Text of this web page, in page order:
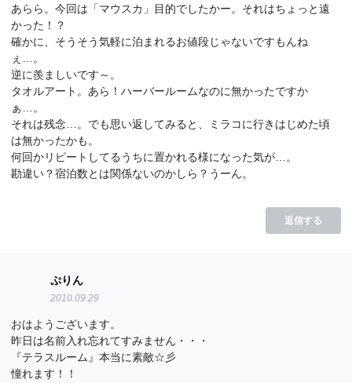
あらら。今回は「マウスカ」目的でしたかー。それはちょっと遠
かった！？
確かに、そうそう気軽に泊まれるお値段じゃないですもんね
ぇ…。
逆に羨ましいです～。
タオルアート。あら！ハーバールームなのに無かったですか
ぁ…。
それは残念…。でも思い返してみると、ミラコに行きはじめた頃
は無かったかも。
何回かリピートしてるうちに置かれる様になった気が…。
勘違い？宿泊数とは関係ないのかしら？うーん。
返信する
ぷりん
2010.09.29
おはようございます。
昨日は名前入れ忘れてすみません・・・
『テラスルーム』本当に素敵☆彡
憧れます！！